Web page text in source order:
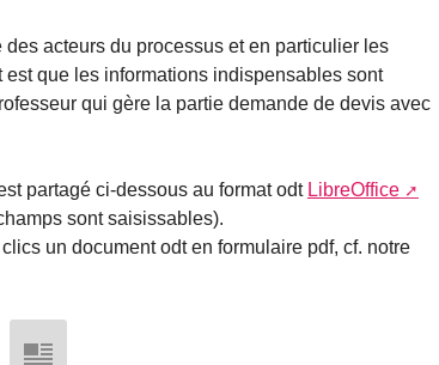
acteurs du processus et en particulier les
que les informations indispensables sont
qui gère la partie demande de devis avec
partagé ci-dessous au format odt LibreOffice
sont saisissables).
un document odt en formulaire pdf, cf. notre